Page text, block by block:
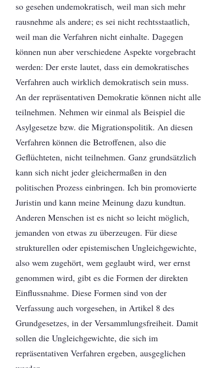
so gesehen undemokratisch, weil man sich mehr
rausnehme als andere; es sei nicht rechtsstaatlich,
weil man die Verfahren nicht einhalte. Dagegen
können nun aber verschiedene Aspekte vorgebracht
werden: Der erste lautet, dass ein demokratisches
Verfahren auch wirklich demokratisch sein muss.
An der repräsentativen Demokratie können nicht alle
teilnehmen. Nehmen wir einmal als Beispiel die
Asylgesetze bzw. die Migrationspolitik. An diesen
Verfahren können die Betroffenen, also die
Geflüchteten, nicht teilnehmen. Ganz grundsätzlich
kann sich nicht jeder gleichermaßen in den
politischen Prozess einbringen. Ich bin promovierte
Juristin und kann meine Meinung dazu kundtun.
Anderen Menschen ist es nicht so leicht möglich,
jemanden von etwas zu überzeugen. Für diese
strukturellen oder epistemischen Ungleichgewichte,
also wem zugehört, wem geglaubt wird, wer ernst
genommen wird, gibt es die Formen der direkten
Einflussnahme. Diese Formen sind von der
Verfassung auch vorgesehen, in Artikel 8 des
Grundgesetzes, in der Versammlungsfreiheit. Damit
sollen die Ungleichgewichte, die sich im
repräsentativen Verfahren ergeben, ausgeglichen